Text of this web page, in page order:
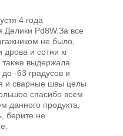
4 года
Делики Pd8W.За все
не было,
дрова и сотни кг
выдержала
-63 градусов и
и сварные швы целы
спасибо всем
данного продукта,
берите не